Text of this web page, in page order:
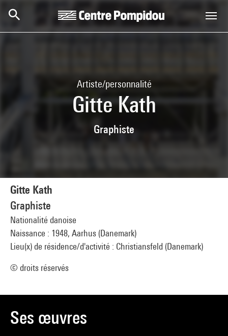
Artiste/personnalité
Gitte Kath
Graphiste
Gitte Kath
Graphiste
Nationalité danoise
Naissance : 1948, Aarhus (Danemark)
Lieu(x) de résidence/d'activité : Christiansfeld (Danemark)
© droits réservés
Ses œuvres